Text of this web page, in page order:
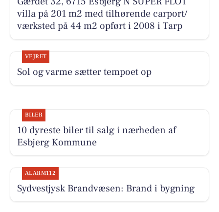
villa på 201 m2 med tilhørende carport/
værksted på 44 m2 opført i 2008 i Tarp
VEJRET
Sol og varme sætter tempoet op
BILER
10 dyreste biler til salg i nærheden af
Esbjerg Kommune
ALARM112
Sydvestjysk Brandvæsen: Brand i bygning